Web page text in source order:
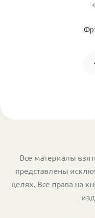
Все материалы
представлены
целях. Все права на